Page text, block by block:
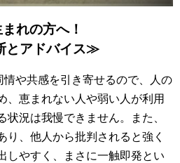
れの方へ！
とアドバイス≫
情や共感を引き寄せるので、人の
、恵まれない人や弱い人が利用
状況は我慢できません。また、
り、他人から批判されると強く
しやすく、まさに一触即発とい